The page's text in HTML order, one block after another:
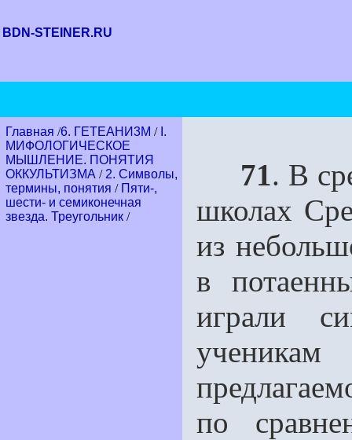
BDN-STEINER.RU
Главная /6. ГЕТЕАНИ3М / I.
МИФОЛОГИЧЕСКОЕ
МЫШЛЕНИЕ. ПОНЯТИЯ
ОККУЛЬТИЗМА / 2. Символы,
термины, понятия / Пяти-,
шести- и семиконечная
звезда. Треугольник /
71. В
школах
из
в
играли
по